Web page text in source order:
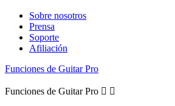
Sobre nosotros
Prensa
Soporte
Afiliación
Funciones de Guitar Pro
Funciones de Guitar Pro  